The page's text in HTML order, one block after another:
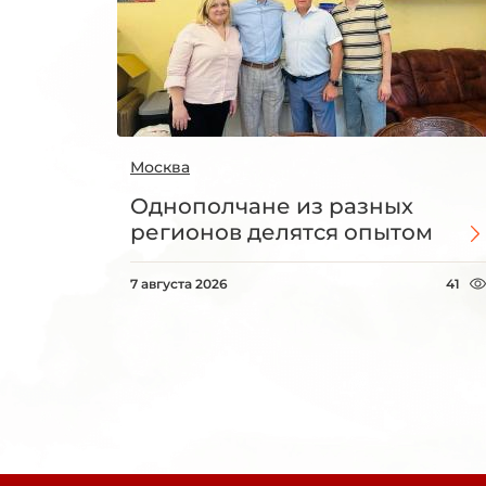
Москва
Однополчане из разных
регионов делятся опытом
7 августа 2026 41